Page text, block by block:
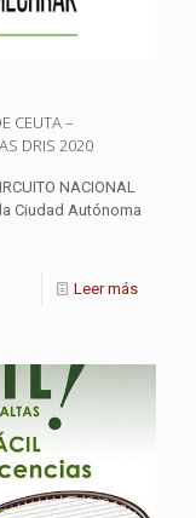
CEUTA –
DRIS 2020
NACIONAL
Ciudad Autónoma
Leer más